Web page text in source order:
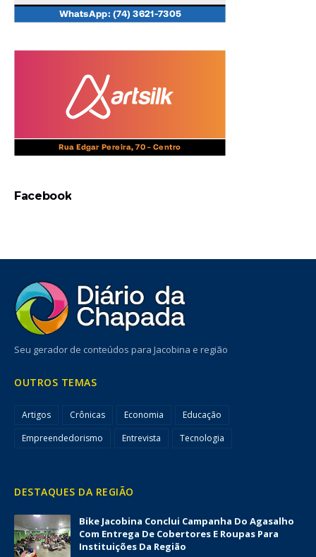
Facebook
Seu gerador de conteúdos para Jacobina e região
OUTROS TEMAS
Artigos Crônicas Economia
Educação
Empreendedorismo
Entrevista Tecnologia
DESTAQUES DA REGIÃO
Bike Jacobina Conclui Campanha Do Agasalho
Com Entrega De Cobertores E Roupas Para
Instituições Da Região